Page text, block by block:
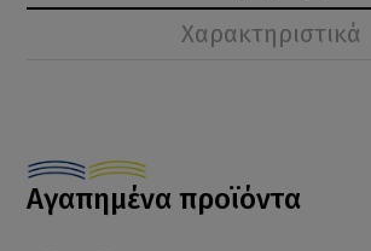
Χαρακτηριστικά
Αγαπημένα προϊόντα